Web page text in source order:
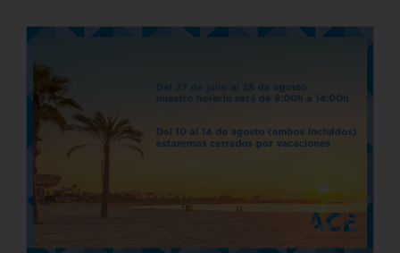
Horari Estiu 2026